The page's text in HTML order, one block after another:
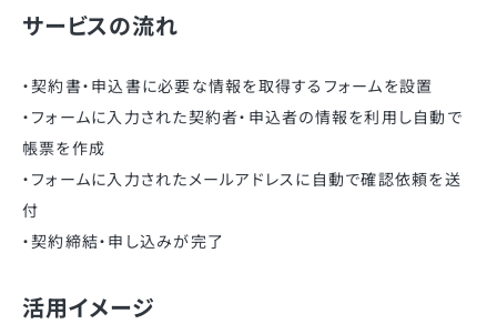
サービスの流れ
・契約書・申込書に必要な情報を取得するフォームを設置
・フォームに入力された契約者・申込者の情報を利用し自動で
帳票を作成
・フォームに入力されたメールアドレスに自動で確認依頼を送
付
・契約締結・申し込みが完了
活用イメージ